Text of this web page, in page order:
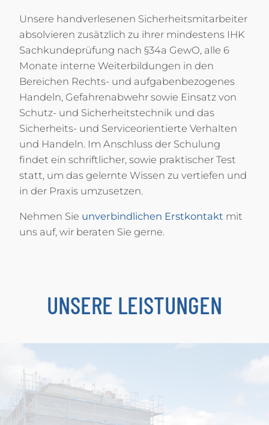
Unsere handverlesenen Sicherheitsmitarbeiter
absolvieren zusätzlich zu ihrer mindestens IHK
Sachkundeprüfung nach §34a GewO, alle 6
Monate interne Weiterbildungen in den
Bereichen Rechts- und aufgabenbezogenes
Handeln, Gefahrenabwehr sowie Einsatz von
Schutz- und Sicherheitstechnik und das
Sicherheits- und Serviceorientierte Verhalten
und Handeln. Im Anschluss der Schulung
findet ein schriftlicher, sowie praktischer Test
statt, um das gelernte Wissen zu vertiefen und
in der Praxis umzusetzen.
Nehmen Sie unverbindlichen Erstkontakt mit
uns auf, wir beraten Sie gerne.
UNSERE LEISTUNGEN